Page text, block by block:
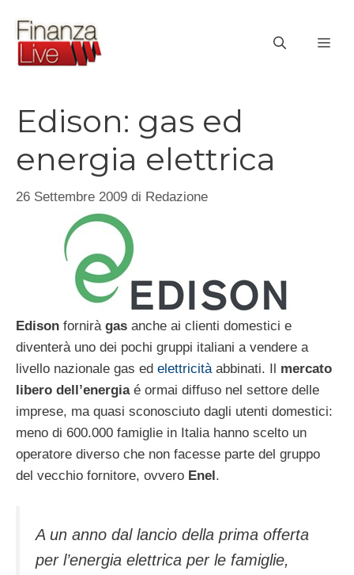
contenuto
Edison: gas ed
energia elettrica
26 Settembre 2009 di Redazione
Edison fornirà gas anche ai clienti domestici e
diventerà uno dei pochi gruppi italiani a vendere a
livello nazionale gas ed elettricitàabbinati. Il mercato
libero dell’energiaé ormai diffuso nel settore delle
imprese, ma quasi sconosciuto dagli utenti domestici:
meno di 600.000 famiglie in Italia hanno scelto un
operatore diverso che non facesse parte del gruppo
del vecchio fornitore, ovvero Enel.
A un anno dal lancio della prima offerta
per l’energia elettrica per le famiglie,